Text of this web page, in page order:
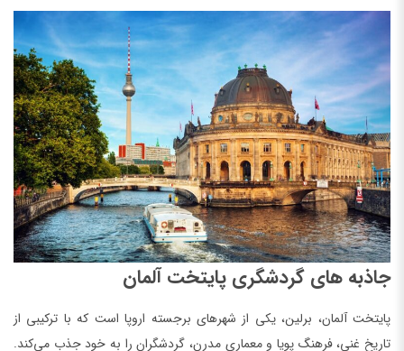
جاذبه های گردشگری پایتخت آلمان
پایتخت آلمان، برلین، یکی از شهرهای برجسته اروپا است که با ترکیبی از
تاریخ غنی، فرهنگ پویا و معماری مدرن، گردشگران را به خود جذب می‌کند.